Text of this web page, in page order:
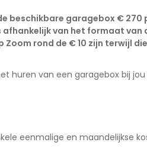
beschikbare garagebox €
afhankelijk van het formaat
Zoom rond de € 10 zijn terwijl
huren van een garagebox bij
eenmalige en maandelijkse